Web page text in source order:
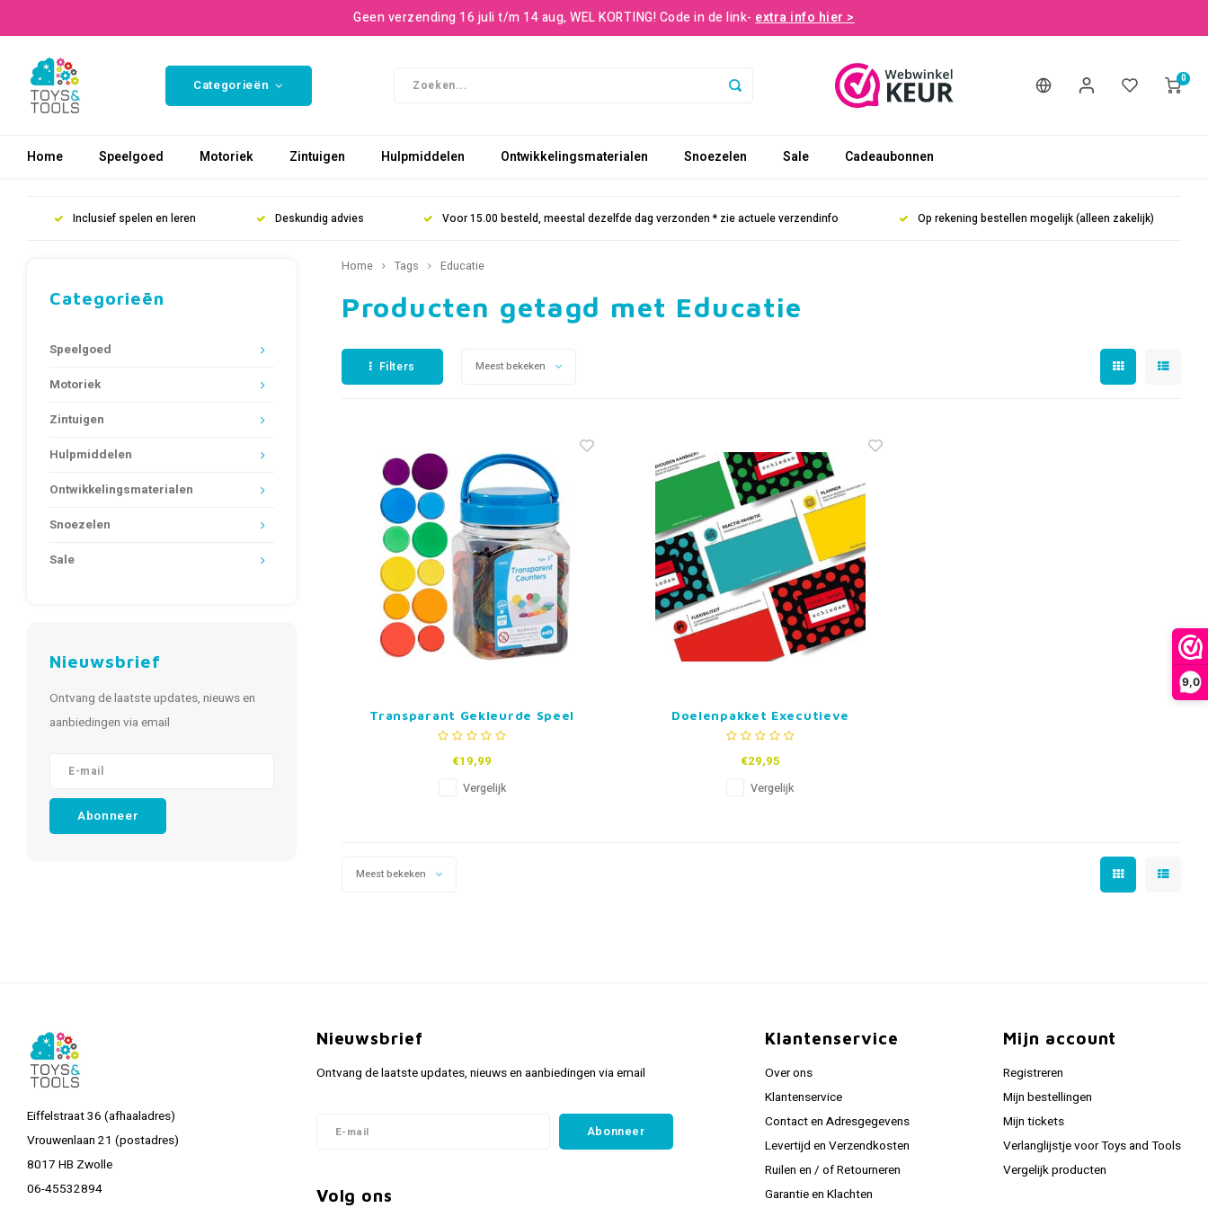
9,0
Geen verzending 16 juli t/m 14 aug, WEL KORTING! Code in de link- extra info hier >
Categorieën 0
Home Speelgoed Motoriek Zintuigen Hulpmiddelen Ontwikkelingsmaterialen Snoezelen Sale Cadeaubonnen
Inclusief spelen en leren Deskundig advies Voor 15.00 besteld, meestal dezelfde dag verzonden * zie actuele verzendinfo Op rekening bestellen mogelijk (alleen zakelijk)
Categorieën
Speelgoed
Motoriek
Zintuigen
Hulpmiddelen
Ontwikkelingsmaterialen
Snoezelen
Sale
Nieuwsbrief
Ontvang de laatste updates, nieuws en
aanbiedingen via email
Abonneer
Home Tags Educatie
Producten getagd met Educatie
Filters Meest bekeken
Transparant Gekleurde Speel
Schijfjes
€19,99
Vergelijk
Doelenpakket Executieve
Vaardigheden
€29,95
Vergelijk
Meest bekeken
Eiffelstraat 36 (afhaaladres)
Vrouwenlaan 21 (postadres)
8017 HB Zwolle
06-45532894
Nieuwsbrief
Ontvang de laatste updates, nieuws en aanbiedingen via email
Abonneer
Volg ons
Klantenservice
Over ons
Klantenservice
Contact en Adresgegevens
Levertijd en Verzendkosten
Ruilen en / of Retourneren
Garantie en Klachten
Mijn account
Registreren
Mijn bestellingen
Mijn tickets
Verlanglijstje voor Toys and Tools
Vergelijk producten